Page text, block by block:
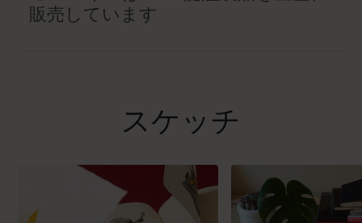
販売しています
スケッチ